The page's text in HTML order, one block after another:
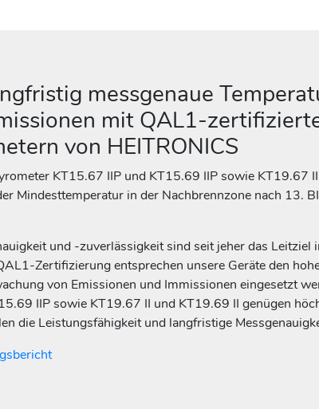
messgenaue
mit QAL1-
von HEITRONICS
KT15.67 IIP und KT15.69 IIP sowie KT19.67
Mindesttemperatur in der Nachbrennzone nach 13.
und -zuverlässigkeit sind seit jeher das
Zertifizierung entsprechen unsere Geräte den
von Emissionen und Immissionen eingesetzt
IIP sowie KT19.67 II und KT19.69 II genügen
die Leistungsfähigkeit und langfristige